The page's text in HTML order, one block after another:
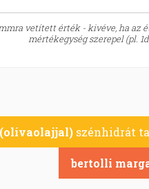
vetített érték - kivéve, ha az
mértékegység szerepel (pl.
szénhidrát
bertolli